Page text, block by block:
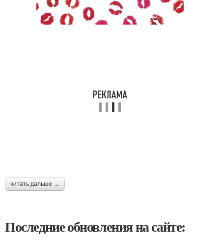
читать дальше →
Последние обновления на сайте: